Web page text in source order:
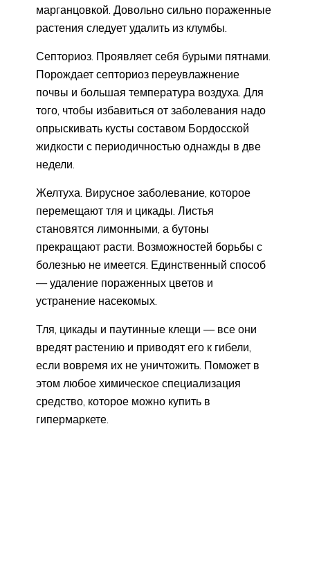
марганцовкой. Довольно сильно пораженные
растения следует удалить из клумбы.
Септориоз. Проявляет себя бурыми пятнами.
Порождает септориоз переувлажнение
почвы и большая температура воздуха. Для
того, чтобы избавиться от заболевания надо
опрыскивать кусты составом Бордосской
жидкости с периодичностью однажды в две
недели.
Желтуха. Вирусное заболевание, которое
перемещают тля и цикады. Листья
становятся лимонными, а бутоны
прекращают расти. Возможностей борьбы с
болезнью не имеется. Единственный способ
— удаление пораженных цветов и
устранение насекомых.
Тля, цикады и паутинные клещи — все они
вредят растению и приводят его к гибели,
если вовремя их не уничтожить. Поможет в
этом любое химическое специализация
средство, которое можно купить в
гипермаркете.